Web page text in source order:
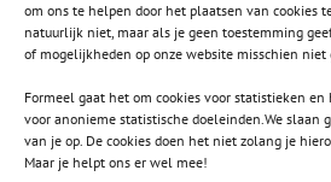
om ons te helpen door het plaatsen van cookies
natuurlijk niet, maar als je geen toestemming
of mogelijkheden op onze website misschien niet
Formeel gaat het om cookies voor statistieken
voor anonieme statistische doeleinden.We slaan
van je op. De cookies doen het niet zolang je
Maar je helpt ons er wel mee!
CONTACT